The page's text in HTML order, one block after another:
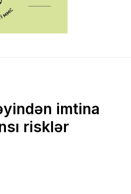
imtina
risklər